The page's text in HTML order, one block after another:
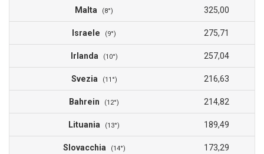
Malta (8°) 325,00
Israele (9°) 275,71
Irlanda (10°) 257,04
Svezia (11°) 216,63
Bahrein (12°) 214,82
Lituania (13°) 189,49
Slovacchia (14°) 173,29